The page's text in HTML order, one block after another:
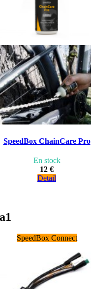
SpeedBox ChainCare Pro
En stock
12 €
Detail
1
SpeedBox Connect